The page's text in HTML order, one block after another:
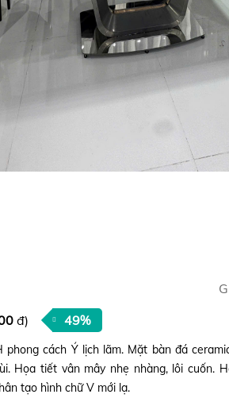
đ) 49%
phong cách Ý lịch lãm. Mặt bàn đá
Họa tiết vân mây nhẹ nhàng, lôi cuốn.
tạo hình chữ V mới lạ.